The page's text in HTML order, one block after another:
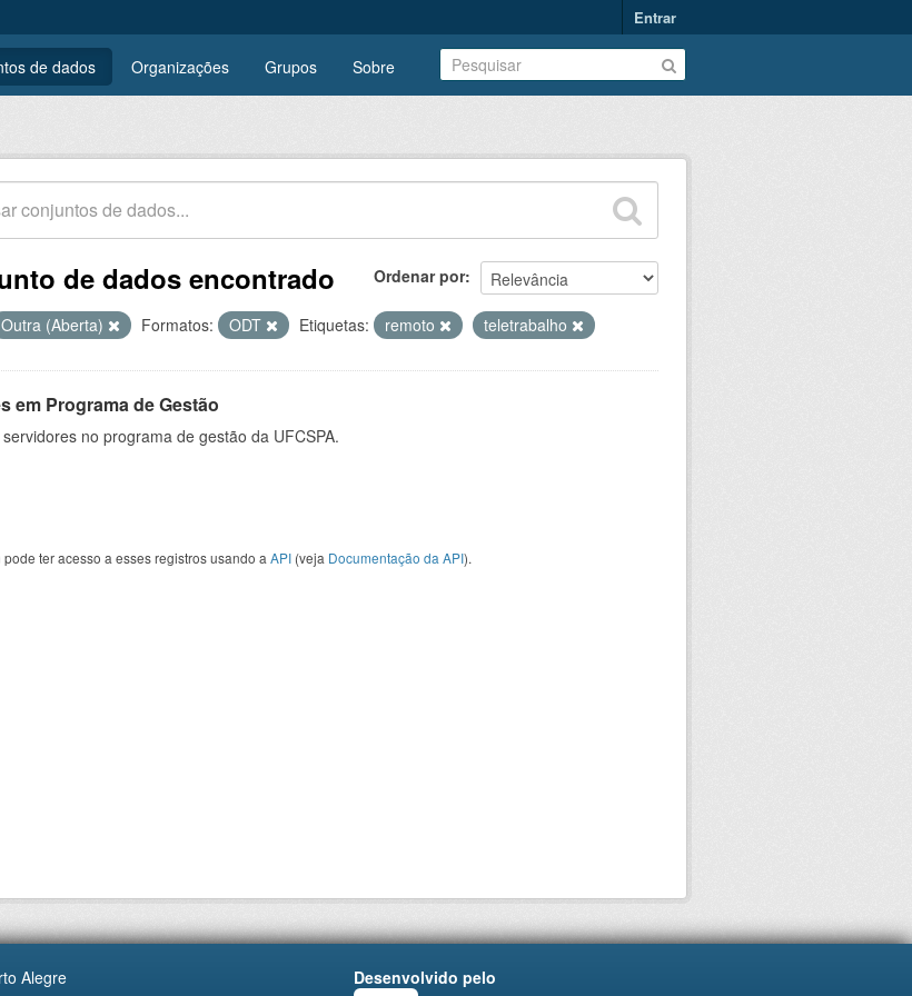
Entrar
de dados Organizações Grupos Sobre
Ordenar por
de dados encontrado
Outra (Aberta) Formatos: ODT Etiquetas: remoto teletrabalho
em Programa de Gestão
no programa de gestão da UFCSPA.
pode ter acesso a esses registros usando a API (veja Documentação da API).
Alegre
Desenvolvido pelo